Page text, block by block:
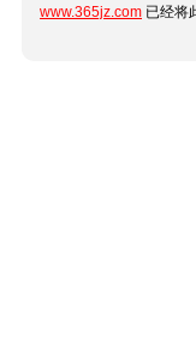
www.365jz.com 已经将